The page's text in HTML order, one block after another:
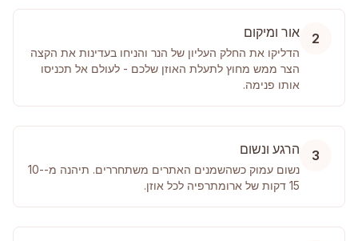
2 אור ומיקום
הדליקו את החלק העליון של הנר והניחו בעדינות את הקצה
הצר ממש מחוץ לתעלת האוזן שלכם - לעולם אל תכניסו
אותו פנימה.
3 הרגע ונשום
נשום עמוק כשהשמנים האתרים משתחררים. תיהנה מ-10-
15 דקות של ארומתרפיה לכל אוזן.